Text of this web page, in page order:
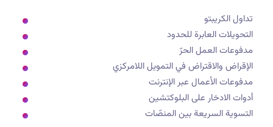
تداول الكريبتو
التحويلات العابرة للحدود
مدفوعات العمل الحرّ
الإقراض والاقتراض في التمويل اللامركزي
مدفوعات الأعمال عبر الإنترنت
أدوات الادخار على البلوكتشين
التسوية السريعة بين المنصّات